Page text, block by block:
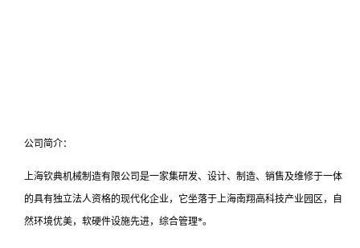
公司简介：
上海钦典机械制造有限公司是一家集研发、设计、制造、销售及维修于一体
的具有独立法人资格的现代化企业，它坐落于上海南翔高科技产业园区，自
然环境优美，软硬件设施先进，综合管理*。